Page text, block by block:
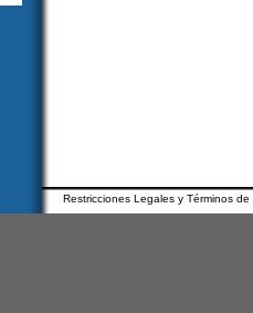
Restricciones Legales y Términos de